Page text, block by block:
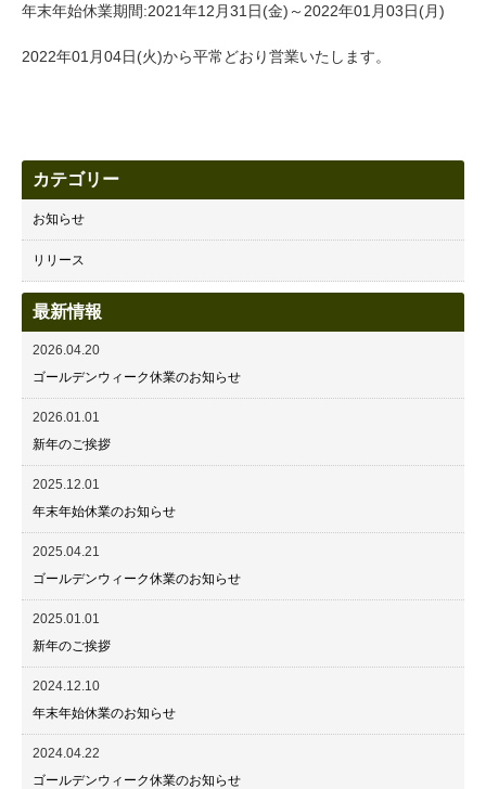
年末年始休業期間:2021年12月31日(金)～2022年01月03日(月)
2022年01月04日(火)から平常どおり営業いたします。
カテゴリー
お知らせ
リリース
最新情報
2026.04.20
ゴールデンウィーク休業のお知らせ
2026.01.01
新年のご挨拶
2025.12.01
年末年始休業のお知らせ
2025.04.21
ゴールデンウィーク休業のお知らせ
2025.01.01
新年のご挨拶
2024.12.10
年末年始休業のお知らせ
2024.04.22
ゴールデンウィーク休業のお知らせ